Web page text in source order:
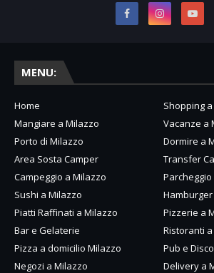
MENU:
Home
Shopping
Mangiare a Milazzo
Vacanze a
Porto di Milazzo
Dormire a
Area Sosta Camper
Transfer
Campeggio a Milazzo
Sushi a Milazzo
Piatti Raffinati a Milazzo
Pizzerie a
Bar e Gelaterie
Ristoranti
Pizza a domicilio Milazzo
Pub e
Negozi a Milazzo
Delivery a